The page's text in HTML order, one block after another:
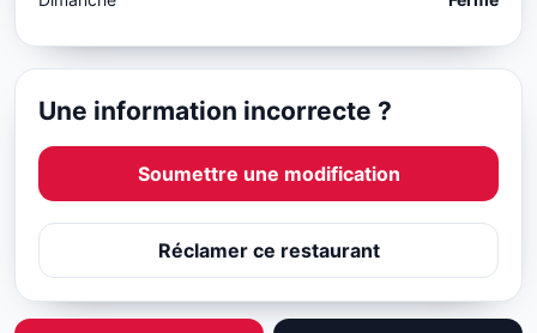
Une information incorrecte ?
Soumettre une modification
Réclamer ce restaurant